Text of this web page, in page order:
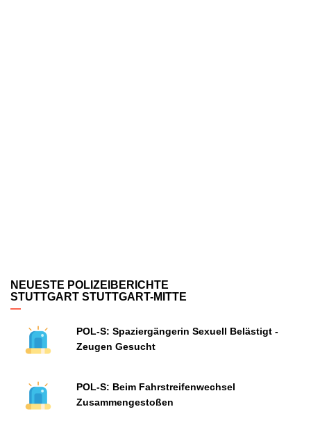
NEUESTE POLIZEIBERICHTE
STUTTGART STUTTGART-MITTE
POL-S: Spaziergängerin Sexuell Belästigt -
Zeugen Gesucht
POL-S: Beim Fahrstreifenwechsel
Zusammengestoßen